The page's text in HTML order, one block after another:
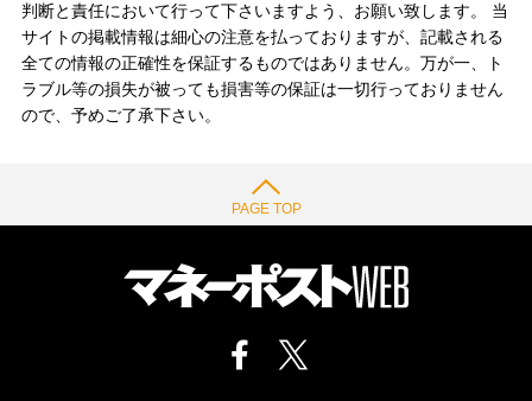
判断と責任において行って下さいますよう、お願い致します。 当
サイトの掲載情報は細心の注意を払っておりますが、記載される
全ての情報の正確性を保証するものではありません。万が一、ト
ラブル等の損失が被っても損害等の保証は一切行っておりません
ので、予めご了承下さい。
PAGE TOP